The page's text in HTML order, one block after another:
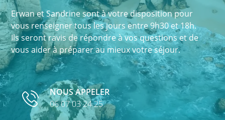
Erwan et Sandrine sont à votre disposition pour
vous renseigner tous les jours entre 9h30 et 18h.
Ils seront ravis de répondre à vos questions et de
vous aider à préparer au mieux votre séjour.
NOUS APPELER
06 07 03 24 25